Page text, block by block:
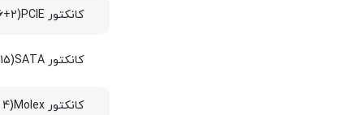
کانکتور PCIE(6+2 پین)
کانکتور SATA(15 پین)
کانکتور Molex(4 پین)